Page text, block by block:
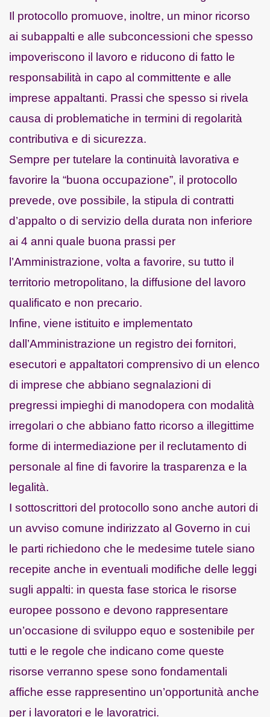
Il protocollo promuove, inoltre, un minor ricorso
ai subappalti e alle subconcessioni che spesso
impoveriscono il lavoro e riducono di fatto le
responsabilità in capo al committente e alle
imprese appaltanti. Prassi che spesso si rivela
causa di problematiche in termini di regolarità
contributiva e di sicurezza.
Sempre per tutelare la continuità lavorativa e
favorire la “buona occupazione”, il protocollo
prevede, ove possibile, la stipula di contratti
d’appalto o di servizio della durata non inferiore
ai 4 anni quale buona prassi per
l’Amministrazione, volta a favorire, su tutto il
territorio metropolitano, la diffusione del lavoro
qualificato e non precario.
Infine, viene istituito e implementato
dall’Amministrazione un registro dei fornitori,
esecutori e appaltatori comprensivo di un elenco
di imprese che abbiano segnalazioni di
pregressi impieghi di manodopera con modalità
irregolari o che abbiano fatto ricorso a illegittime
forme di intermediazione per il reclutamento di
personale al fine di favorire la trasparenza e la
legalità.
I sottoscrittori del protocollo sono anche autori di
un avviso comune indirizzato al Governo in cui
le parti richiedono che le medesime tutele siano
recepite anche in eventuali modifiche delle leggi
sugli appalti: in questa fase storica le risorse
europee possono e devono rappresentare
un’occasione di sviluppo equo e sostenibile per
tutti e le regole che indicano come queste
risorse verranno spese sono fondamentali
affiche esse rappresentino un’opportunità anche
per i lavoratori e le lavoratrici.